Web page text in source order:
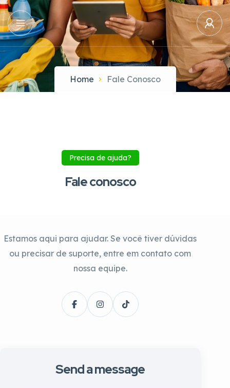
Home Fale Conosco
Precisa de ajuda?
Fale conosco
Estamos aqui para ajudar. Se você tiver dúvidas
ou precisar de suporte, entre em contato com
nossa equipe.
Send a message